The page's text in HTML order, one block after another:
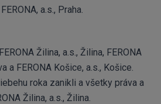
a.s., Praha.
Žilina, a.s., Žilina, FERONA
a FERONA Košice, a.s., Košice.
roka zanikli a všetky práva a
Žilina, a.s., Žilina.